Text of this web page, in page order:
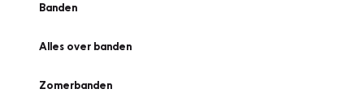
Banden
Alles over banden
Zomerbanden